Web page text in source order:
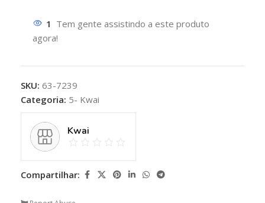
1 Tem gente assistindo a este produto
agora!
SKU: 63-7239
Categoria: 5- Kwai
Kwai
Compartilhar: